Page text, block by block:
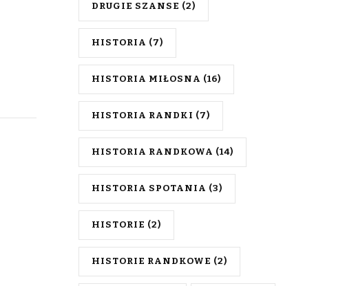
DRUGIE SZANSE (2)
HISTORIA (7)
HISTORIA MIŁOSNA (16)
HISTORIA RANDKI (7)
HISTORIA RANDKOWA (14)
HISTORIA SPOTANIA (3)
HISTORIE (2)
HISTORIE RANDKOWE (2)